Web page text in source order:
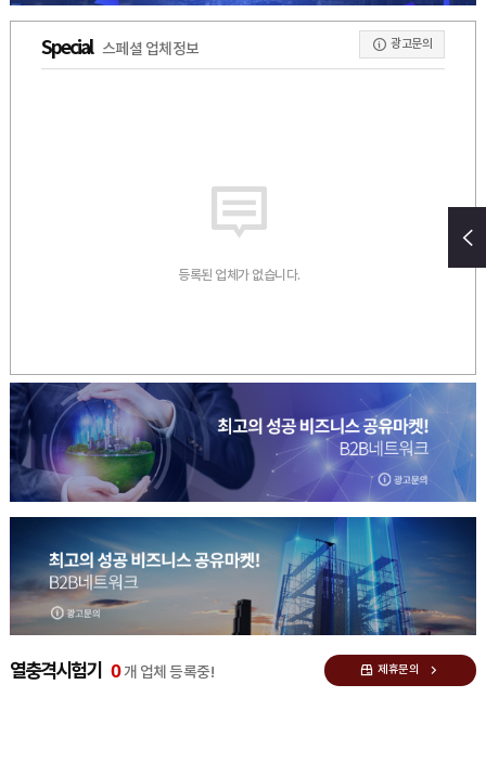
Special 스페셜 업체정보 광고문의
등록된 업체가 없습니다.
열충격시험기 0개 업체 등록중! 제휴문의